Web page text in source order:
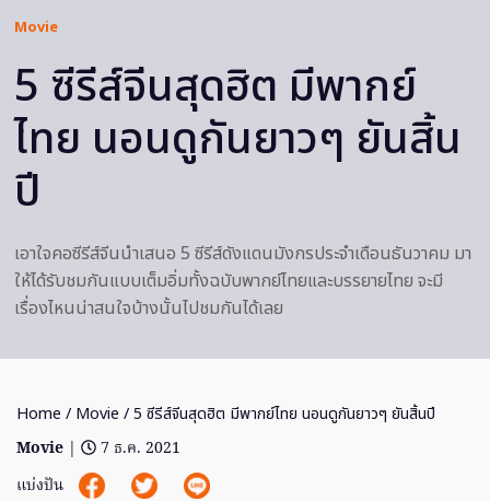
Movie
5 ซีรีส์จีนสุดฮิต มีพากย์
ไทย นอนดูกันยาวๆ ยันสิ้น
ปี
เอาใจคอซีรีส์จีนนำเสนอ 5 ซีรีส์ดังแดนมังกรประจำเดือนธันวาคม มา
ให้ได้รับชมกันแบบเต็มอิ่มทั้งฉบับพากย์ไทยและบรรยายไทย จะมี
เรื่องไหนน่าสนใจบ้างนั้นไปชมกันได้เลย
Home / Movie / 5 ซีรีส์จีนสุดฮิต มีพากย์ไทย นอนดูกันยาวๆ ยันสิ้นปี
Movie |
7 ธ.ค. 2021
แบ่งปัน